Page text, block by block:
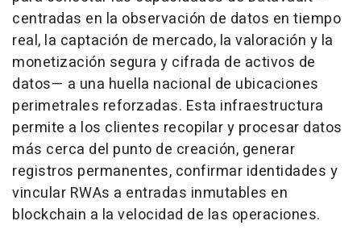
centradas en la observación de datos en tiempo
real, la captación de mercado, la valoración y la
monetización segura y cifrada de activos de
datos— a una huella nacional de ubicaciones
perimetrales reforzadas. Esta infraestructura
permite a los clientes recopilar y procesar datos
más cerca del punto de creación, generar
registros permanentes, confirmar identidades y
vincular RWAs a entradas inmutables en
blockchain a la velocidad de las operaciones.